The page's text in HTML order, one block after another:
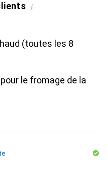
i
(toutes les 8
le fromage de la